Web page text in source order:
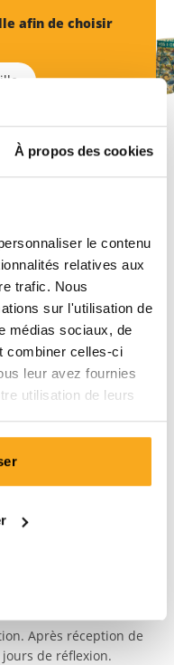
À propos des cookies
le contenu
relatives aux
trafic. Nous
sur l'utilisation de
médias sociaux, de
combiner celles-ci
leur avez fournies
utilisation de leurs
afin de choisir
de
boxer gratuit.
de famille*
demandons de
Après réception de
de réflexion.